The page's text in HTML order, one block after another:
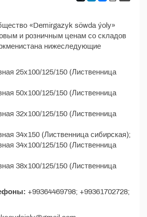
«Demirgazyk söwda ýoly»
и розничным ценам со складов
нижеследующие
25х100/125/150 (Лиственница
50х100/125/150 (Лиственница
32х100/125/150 (Лиственница
34х150 (Лиственница сибирская);
34х100/125/150 (Лиственница
38х100/125/150 (Лиственница
+99364469798; +99361702728;